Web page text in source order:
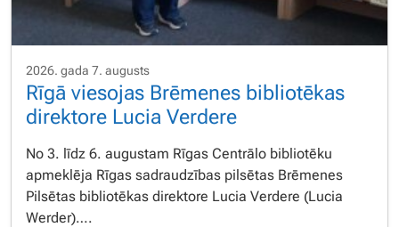
2026. gada 7. augusts
Rīgā viesojas Brēmenes bibliotēkas
direktore Lucia Verdere
No 3. līdz 6. augustam Rīgas Centrālo bibliotēku
apmeklēja Rīgas sadraudzības pilsētas Brēmenes
Pilsētas bibliotēkas direktore Lucia Verdere (Lucia
Werder)….